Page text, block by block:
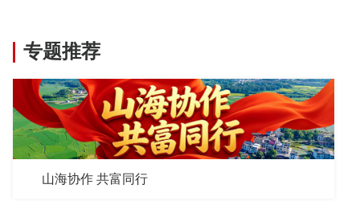
专题推荐
山海协作 共富同行